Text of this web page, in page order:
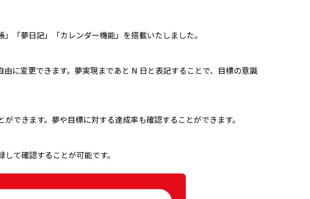
「夢日記」「カレンダー機能」を搭載いたしました。
に変更できます。夢実現まであと N 日と表記することで、目標の意識
できます。夢や目標に対する達成率も確認することができます。
て確認することが可能です。